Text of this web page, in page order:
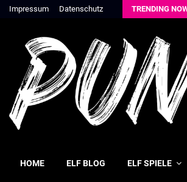
Impressum Datenschutz TRENDING
HOME ELF BLOG ELF SPIELE